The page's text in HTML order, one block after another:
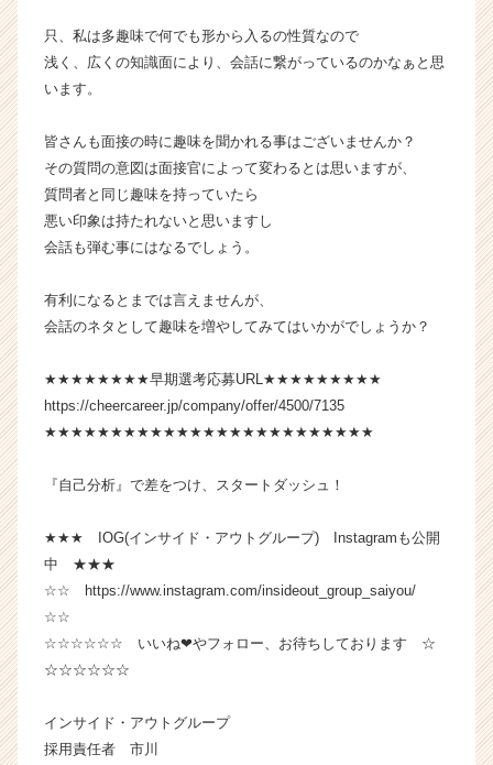
ト
が
活
サ
イ
ト
チ
キ
リ
（C
h
e
r
e
只、私は多趣味で何でも形から入るの性質なので
浅く、広くの知識面により、会話に繋がっているのかなぁと思
います。
皆さんも面接の時に趣味を聞かれる事はございませんか？
その質問の意図は面接官によって変わるとは思いますが、
質問者と同じ趣味を持っていたら
悪い印象は持たれないと思いますし
会話も弾む事にはなるでしょう。
有利になるとまでは言えませんが、
会話のネタとして趣味を増やしてみてはいかがでしょうか？
★★★★★★★★早期選考応募URL★★★★★★★★★
https://cheercareer.jp/company/offer/4500/7135
★★★★★★★★★★★★★★★★★★★★★★★★★
『自己分析』で差をつけ、スタートダッシュ！
★★★ IOG(インサイド・アウトグループ) Instagramも公開
中 ★★★
☆☆ https://www.instagram.com/insideout_group_saiyou/
☆☆
☆☆☆☆☆☆ いいね❤やフォロー、お待ちしております ☆
☆☆☆☆☆☆
インサイド・アウトグループ
採用責任者 市川